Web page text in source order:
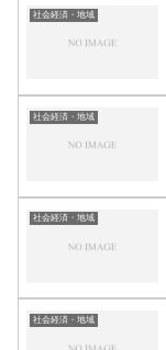
社会経済・地域
社会経済・地域
社会経済・地域
社会経済・地域